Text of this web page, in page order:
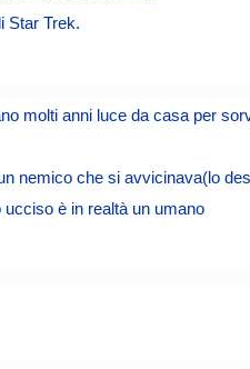
Star Trek.
molti anni luce da casa per
nemico che si avvicinava(lo
è in realtà un umano